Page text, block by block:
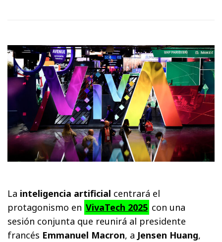
La inteligencia artificial centrará el
protagonismo en VivaTech 2025 con una
sesión conjunta que reunirá al presidente
francés Emmanuel Macron, a Jensen Huang,